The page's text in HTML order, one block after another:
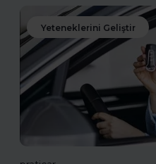
Yeteneklerini Geliştir